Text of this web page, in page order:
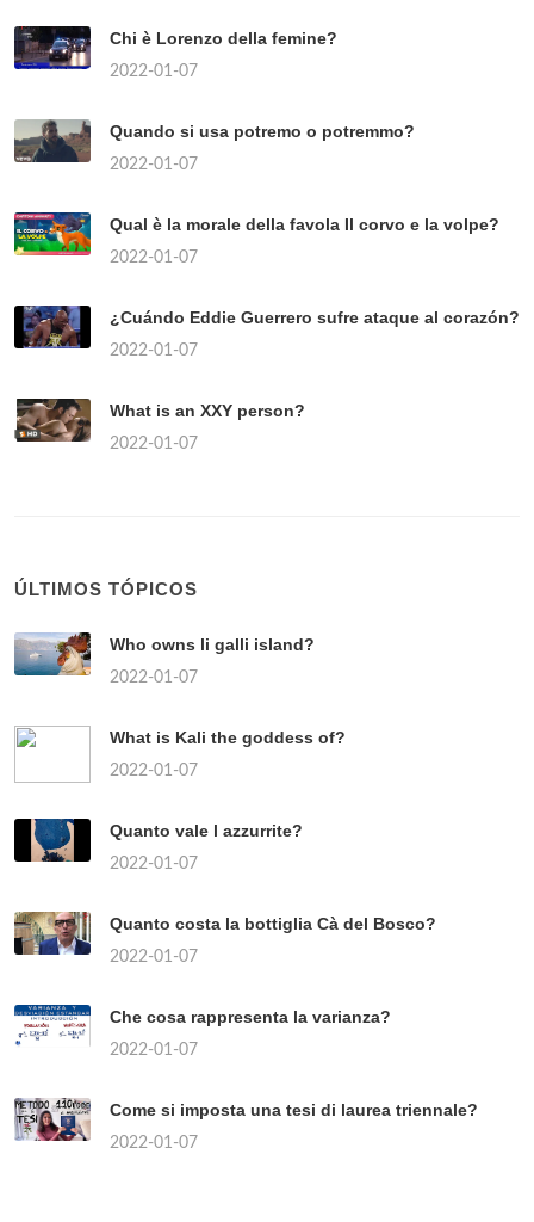
Chi è Lorenzo della femine?
2022-01-07
Quando si usa potremo o potremmo?
2022-01-07
Qual è la morale della favola Il corvo e la volpe?
2022-01-07
¿Cuándo Eddie Guerrero sufre ataque al corazón?
2022-01-07
What is an XXY person?
2022-01-07
ÚLTIMOS TÓPICOS
Who owns li galli island?
2022-01-07
What is Kali the goddess of?
2022-01-07
Quanto vale l azzurrite?
2022-01-07
Quanto costa la bottiglia Cà del Bosco?
2022-01-07
Che cosa rappresenta la varianza?
2022-01-07
Come si imposta una tesi di laurea triennale?
2022-01-07